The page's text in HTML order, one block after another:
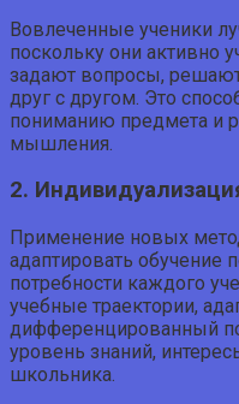
Вовлеченные ученики
поскольку они активно
задают вопросы,
друг с другом. Это
пониманию предмета и
мышления.
2.
Применение новых
адаптировать обучение
потребности каждого
учебные траектории,
дифференцированный
уровень знаний,
школьника.